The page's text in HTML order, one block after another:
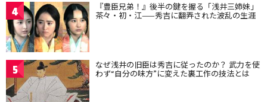
4 『豊臣兄弟！』後半の鍵を握る「浅井三姉妹」
茶々・初・江——秀吉に翻弄された波乱の生涯
5 なぜ浅井の旧臣は秀吉に従ったのか？ 武力を使
わず“自分の味方”に変えた裏工作の技法とは